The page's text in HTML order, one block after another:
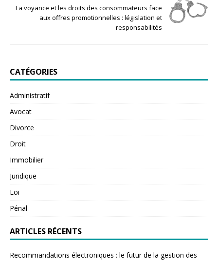
La voyance et les droits des consommateurs face
aux offres promotionnelles : législation et
responsabilités
CATÉGORIES
Administratif
Avocat
Divorce
Droit
Immobilier
Juridique
Loi
Pénal
ARTICLES RÉCENTS
Recommandations électroniques : le futur de la gestion des